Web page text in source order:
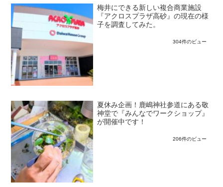
梅井にできる新しい複合商業施設
『アクロスプラザ高砂』の現在の様
子を調査してみた。
304件のビュー
夏休み企画！鹿嶋神社参道にある敬
神堂で『みんなでワークショップ』
が開催中です！
206件のビュー